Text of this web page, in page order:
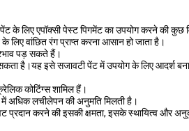
के लिए एपॉक्सी पेस्ट पिगमेंट का उपयोग करने की कुछ
वांछित रंग प्राप्त करना आसान हो जाता है।
पड़ सकते हैं।
है।यह इसे सजावटी पेंट में उपयोग के लिए आदर्श
कोटिंग्स शामिल हैं।
अधिक लचीलेपन की अनुमति मिलती है।
करने की इसकी क्षमता, इसके स्थायित्व और